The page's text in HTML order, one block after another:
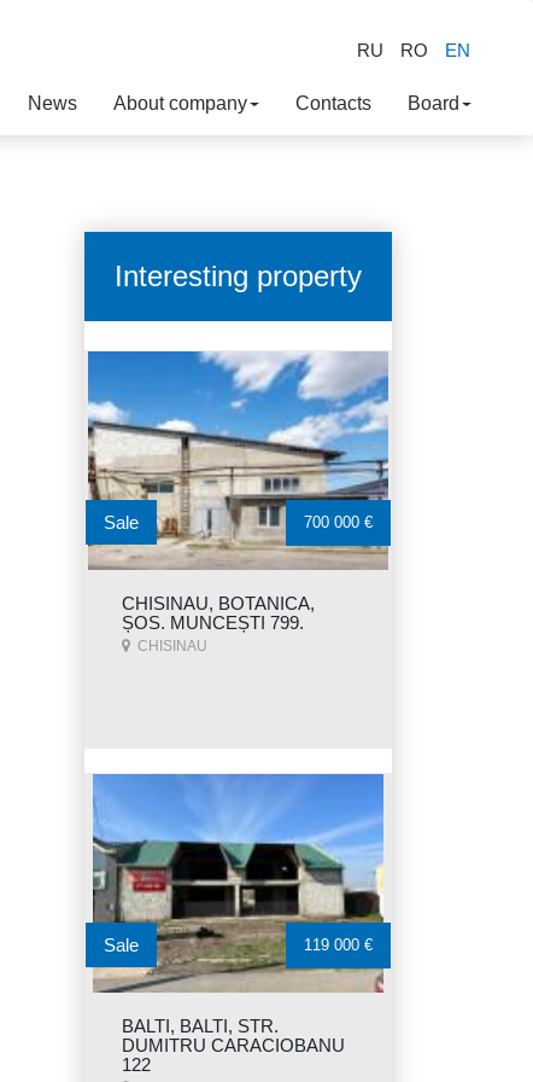
RU RO EN
News About company Contacts Board
Interesting property
CHISINAU, BOTANICA,
ȘOS. MUNCEȘTI 799.
CHISINAU
Sale 700 000 €
BALTI, BALTI, STR.
DUMITRU CARACIOBANU
122
Sale 119 000 €